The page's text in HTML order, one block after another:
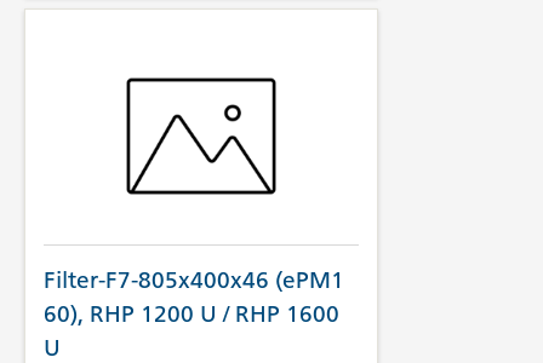
Filter-F7-805x400x46 (ePM1
60), RHP 1200 U / RHP 1600
U